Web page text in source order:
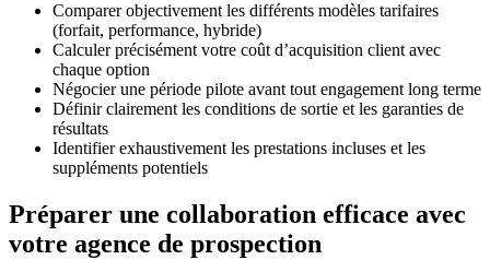
Comparer objectivement les différents modèles tarifaires
(forfait, performance, hybride)
Calculer précisément votre coût d’acquisition client avec
chaque option
Négocier une période pilote avant tout engagement long terme
Définir clairement les conditions de sortie et les garanties de
résultats
Identifier exhaustivement les prestations incluses et les
suppléments potentiels
Préparer une collaboration efficace avec
votre agence de prospection